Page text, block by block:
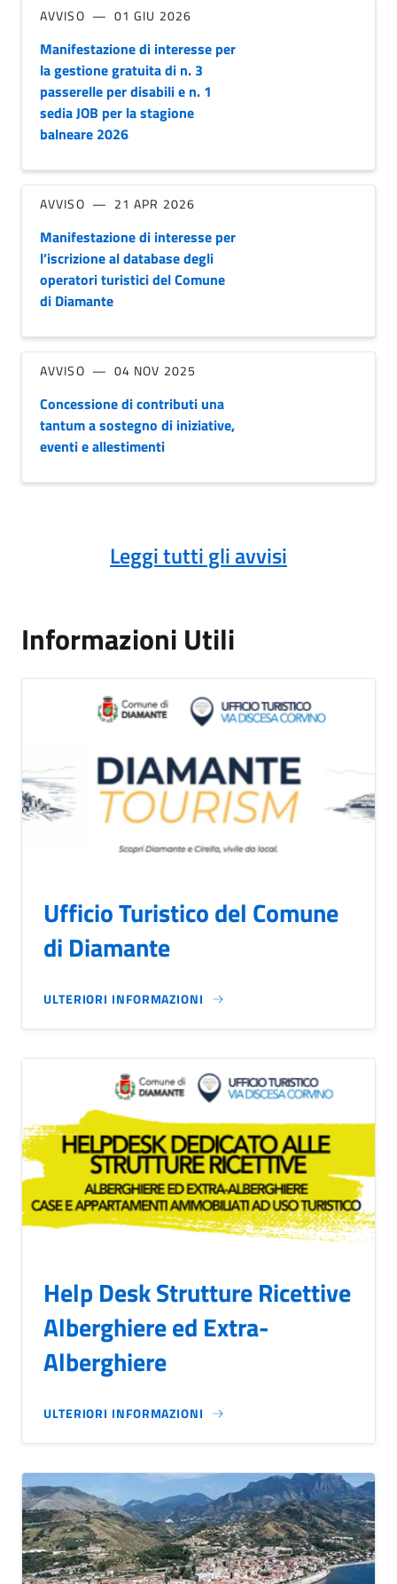
AVVISO 01 GIU 2026
Manifestazione di interesse per
la gestione gratuita di n. 3
passerelle per disabili e n. 1
sedia JOB per la stagione
balneare 2026
AVVISO 21 APR 2026
Manifestazione di interesse per
l’iscrizione al database degli
operatori turistici del Comune
di Diamante
AVVISO 04 NOV 2025
Concessione di contributi una
tantum a sostegno di iniziative,
eventi e allestimenti
Leggi tutti gli avvisi
Informazioni Utili
Ufficio Turistico del Comune
di Diamante
ULTERIORI INFORMAZIONI
Help Desk Strutture Ricettive
Alberghiere ed Extra-
Alberghiere
ULTERIORI INFORMAZIONI